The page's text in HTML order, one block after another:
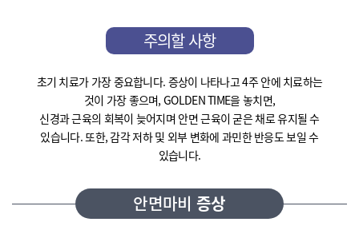
주의할 사항
초기 치료가 가장 중요합니다. 증상이 나타나고 4주 안에 치료하는
것이 가장 좋으며, GOLDEN TIME을 놓치면,
신경과 근육의 회복이 늦어지며 안면 근육이 굳은 채로 유지될 수
있습니다. 또한, 감각 저하 및 외부 변화에 과민한 반응도 보일 수
있습니다.
안면마비 증상